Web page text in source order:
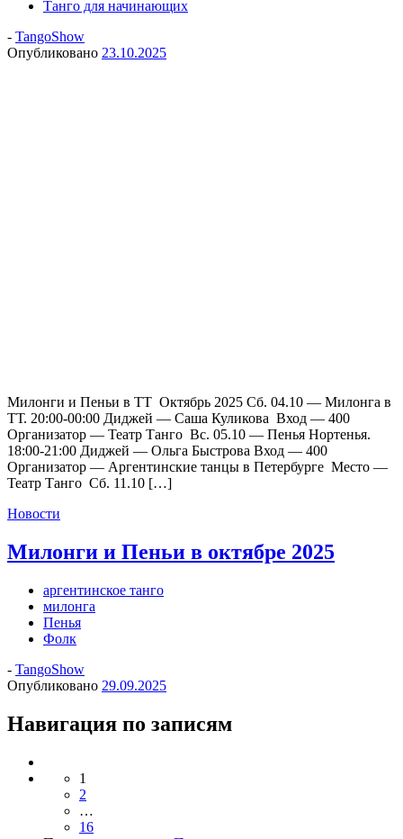
Танго для начинающих
- TangoShow
Опубликовано 23.10.2025
Милонги и Пеньи в ТТ Октябрь 2025 Сб. 04.10 — Милонга в
ТТ. 20:00-00:00 Диджей — Саша Куликова Вход — 400
Организатор — Театр Танго Вс. 05.10 — Пенья Нортенья.
18:00-21:00 Диджей — Ольга Быстрова Вход — 400
Организатор — Аргентинские танцы в Петербурге Место —
Театр Танго Сб. 11.10 […]
Новости
Милонги и Пеньи в октябре 2025
аргентинское танго
милонга
Пенья
Фолк
- TangoShow
Опубликовано 29.09.2025
Навигация по записям
1
2
…
16